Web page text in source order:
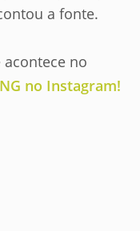
a fonte.
no
no Instagram!